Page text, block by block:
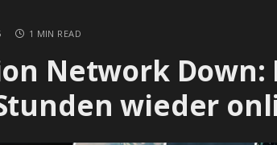
1 MIN READ
Network Down:
wieder